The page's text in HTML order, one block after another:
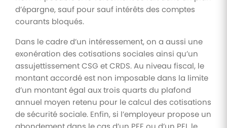
d’épargne, sauf pour sauf intérêts des comptes
courants bloqués.
Dans le cadre d’un intéressement, on a aussi une
exonération des cotisations sociales ainsi qu’un
assujettissement CSG et CRDS. Au niveau fiscal, le
montant accordé est non imposable dans la limite
d’un montant égal aux trois quarts du plafond
annuel moyen retenu pour le calcul des cotisations
de sécurité sociale. Enfin, si l’employeur propose un